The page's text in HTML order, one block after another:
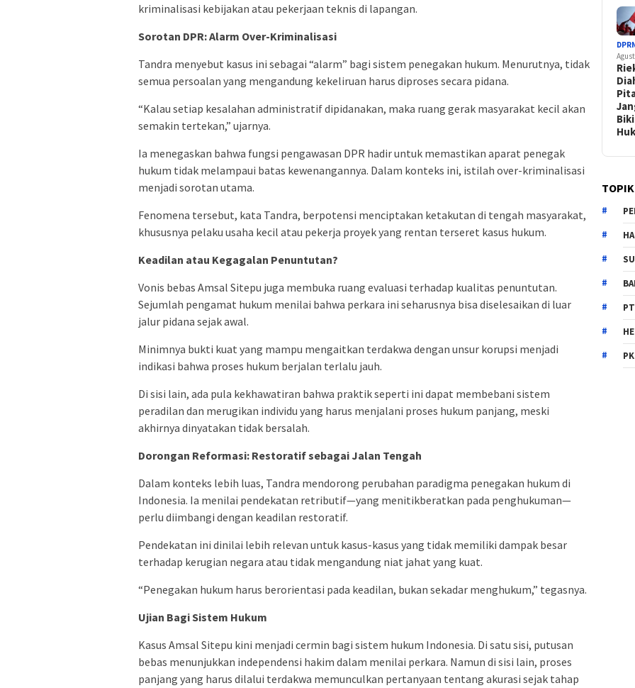
kriminalisasi kebijakan atau pekerjaan teknis di lapangan.
Sorotan DPR: Alarm Over-Kriminalisasi
Tandra menyebut kasus ini sebagai “alarm” bagi sistem penegakan hukum. Menurutnya, tidak
semua persoalan yang mengandung kekeliruan harus diproses secara pidana.
“Kalau setiap kesalahan administratif dipidanakan, maka ruang gerak masyarakat kecil akan
semakin tertekan,” ujarnya.
Ia menegaskan bahwa fungsi pengawasan DPR hadir untuk memastikan aparat penegak
hukum tidak melampaui batas kewenangannya. Dalam konteks ini, istilah over-kriminalisasi
menjadi sorotan utama.
Fenomena tersebut, kata Tandra, berpotensi menciptakan ketakutan di tengah masyarakat,
khususnya pelaku usaha kecil atau pekerja proyek yang rentan terseret kasus hukum.
Keadilan atau Kegagalan Penuntutan?
Vonis bebas Amsal Sitepu juga membuka ruang evaluasi terhadap kualitas penuntutan.
Sejumlah pengamat hukum menilai bahwa perkara ini seharusnya bisa diselesaikan di luar
jalur pidana sejak awal.
Minimnya bukti kuat yang mampu mengaitkan terdakwa dengan unsur korupsi menjadi
indikasi bahwa proses hukum berjalan terlalu jauh.
Di sisi lain, ada pula kekhawatiran bahwa praktik seperti ini dapat membebani sistem
peradilan dan merugikan individu yang harus menjalani proses hukum panjang, meski
akhirnya dinyatakan tidak bersalah.
Dorongan Reformasi: Restoratif sebagai Jalan Tengah
Dalam konteks lebih luas, Tandra mendorong perubahan paradigma penegakan hukum di
Indonesia. Ia menilai pendekatan retributif—yang menitikberatkan pada penghukuman—
perlu diimbangi dengan keadilan restoratif.
Pendekatan ini dinilai lebih relevan untuk kasus-kasus yang tidak memiliki dampak besar
terhadap kerugian negara atau tidak mengandung niat jahat yang kuat.
“Penegakan hukum harus berorientasi pada keadilan, bukan sekadar menghukum,” tegasnya.
Ujian Bagi Sistem Hukum
Kasus Amsal Sitepu kini menjadi cermin bagi sistem hukum Indonesia. Di satu sisi, putusan
bebas menunjukkan independensi hakim dalam menilai perkara. Namun di sisi lain, proses
panjang yang harus dilalui terdakwa memunculkan pertanyaan tentang akurasi sejak tahap